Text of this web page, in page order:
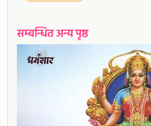
सम्बन्धित अन्य पृष्ठ